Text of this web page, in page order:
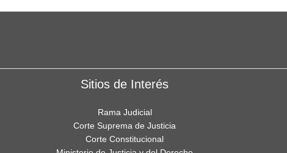
Sitios de Interés
Rama Judicial
Corte Suprema de Justicia
Corte Constitucional